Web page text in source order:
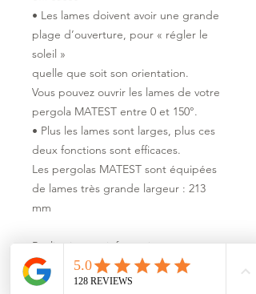
• Les lames doivent avoir une grande
plage d’ouverture, pour « régler le
soleil »
quelle que soit son orientation.
Vous pouvez ouvrir les lames de votre
pergola MATEST entre 0 et 150°.
• Plus les lames sont larges, plus ces
deux fonctions sont efficaces.
Les pergolas MATEST sont équipées
de lames très grande largeur : 213
mm
Réalisations et informations
Documention PDF
Demande de devis